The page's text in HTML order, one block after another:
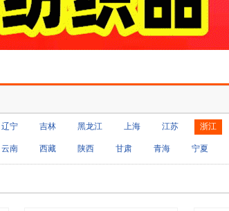
辽宁 吉林 黑龙江 上海 江苏 浙江
云南 西藏 陕西 甘肃 青海 宁夏